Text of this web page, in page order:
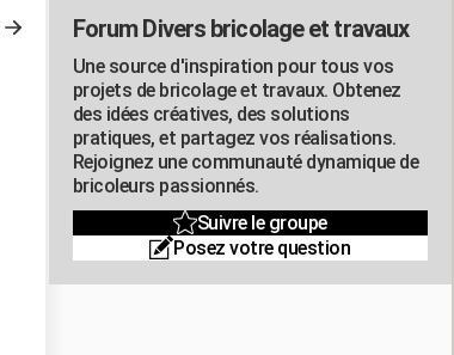
Forum Divers bricolage et travaux
Une source d'inspiration pour tous vos
projets de bricolage et travaux. Obtenez
des idées créatives, des solutions
pratiques, et partagez vos réalisations.
Rejoignez une communauté dynamique de
bricoleurs passionnés.
Suivre le groupe
Posez votre question